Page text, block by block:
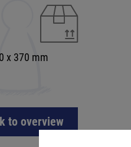
x 370 mm
to overview